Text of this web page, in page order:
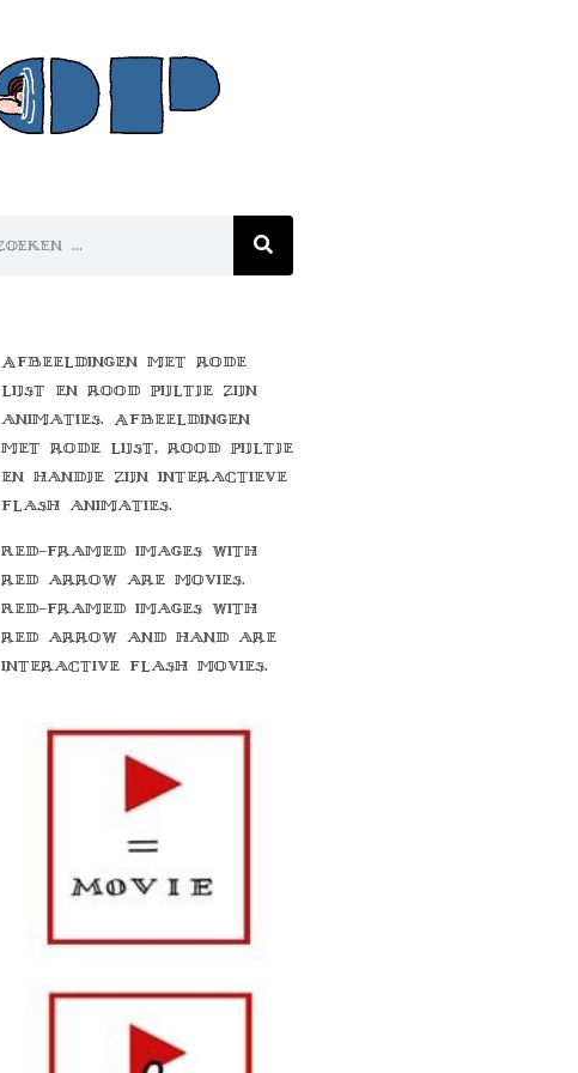
Afbeeldingen met rode
lijst en rood pijltje zijn
animaties. Afbeeldingen
met rode lijst, rood pijltje
en handje zijn interactieve
flash animaties.
Red-framed images with
red arrow are movies.
Red-framed images with
red arrow and hand are
interactive flash movies.